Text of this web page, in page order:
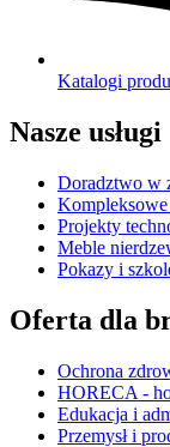
Katalogi
Nasze usługi
Doradztwo w
Kompleksowe
Projekty
Meble
Pokazy i
Oferta dla
Ochrona
HORECA -
Edukacja i
Przemysł i